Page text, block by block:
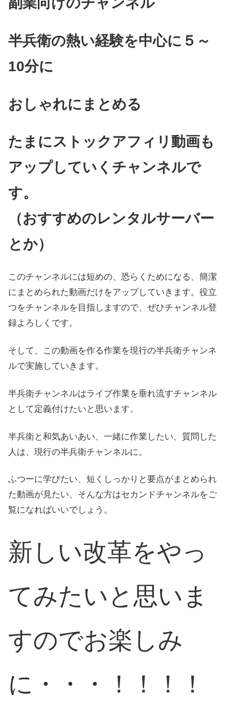
半兵衛の熱い経験を中心に５～
10分に
おしゃれにまとめる
たま にストックアフィリ動画も
アップしていくチャンネルで
す。
（おすすめのレンタルサーバー
とか）
このチャンネルには短めの、恐らくためになる、簡潔
にまとめられた動画だけをアップしていきます。役立
つをチャンネルを目指しますので、ぜひチャンネル登
録よろしくです。
そして、この動画を作る作業を現行の半兵衛チャンネ
ルで実施していきます。
半兵衛チャンネルはライブ作業を垂れ流すチャンネル
として定義付けたいと思います。
半兵衛と和気あいあい、一緒に作業したい、質問した
人は、現行の半兵衛チャンネルに。
ふつーに学びたい、短くしっかりと要点がまとめられ
た動画が見たい、そんな方はセカンドチャンネルをご
覧になればいいでしょう。
新しい改革をやっ
てみたいと思いま
すのでお楽しみ
に・・・！！！！